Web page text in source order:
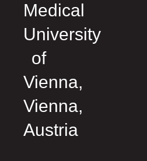
Medical
University
of
Vienna,
Vienna,
Austria